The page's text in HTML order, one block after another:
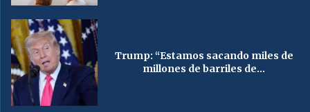
Trump: “Estamos sacando miles de
millones de barriles de...